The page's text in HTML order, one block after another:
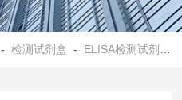
-检测试剂盒 - ELISA检测试剂盒